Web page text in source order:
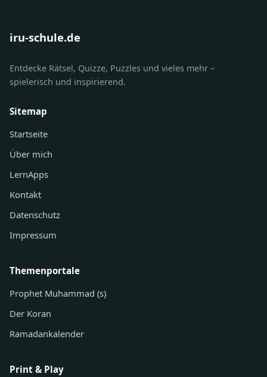
iru-schule.de
Entdecke Rätsel, Quizze, Puzzles und vieles mehr –
spielerisch und inspirierend.
Sitemap
Startseite
Über mich
LernApps
Kontakt
Datenschutz
Impressum
Themenportale
Prophet Muhammad (s)
Der Koran
Ramadankalender
Print & Play